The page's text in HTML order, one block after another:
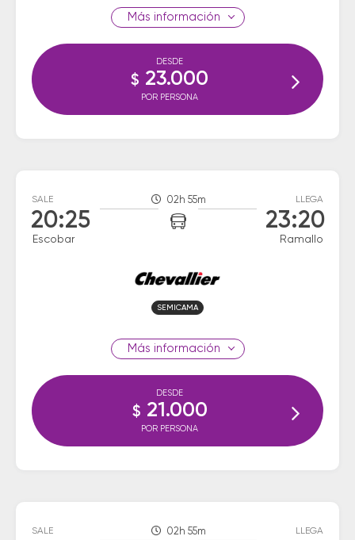
información
DESDE
$ 23.000
POR PERSONA
SALE
20:25
Escobar
02h 55m LLEGA
23:20
Ramallo
SEMICAMA
información
DESDE
$ 21.000
POR PERSONA
SALE 02h 55m LLEGA